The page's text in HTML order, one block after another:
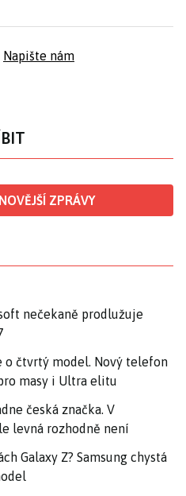
Napište nám
ZPRÁVY
nečekaně prodlužuje
o čtvrtý model. Nový telefon
masy i Ultra elitu
česká značka. V
levná rozhodně není
Galaxy Z? Samsung chystá